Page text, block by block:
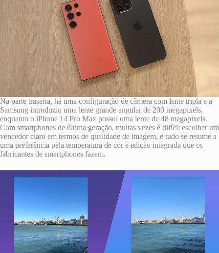
Na parte traseira, há uma configuração de câmera com lente tripla e a
Samsung introduziu uma lente grande angular de 200 megapixels,
enquanto o ‌iPhone 14 Pro‌ Max possui uma lente de 48 megapixels.
Com smartphones de última geração, muitas vezes é difícil escolher um
vencedor claro em termos de qualidade de imagem, e tudo se resume a
uma preferência pela temperatura de cor e edição integrada que os
fabricantes de smartphones fazem.